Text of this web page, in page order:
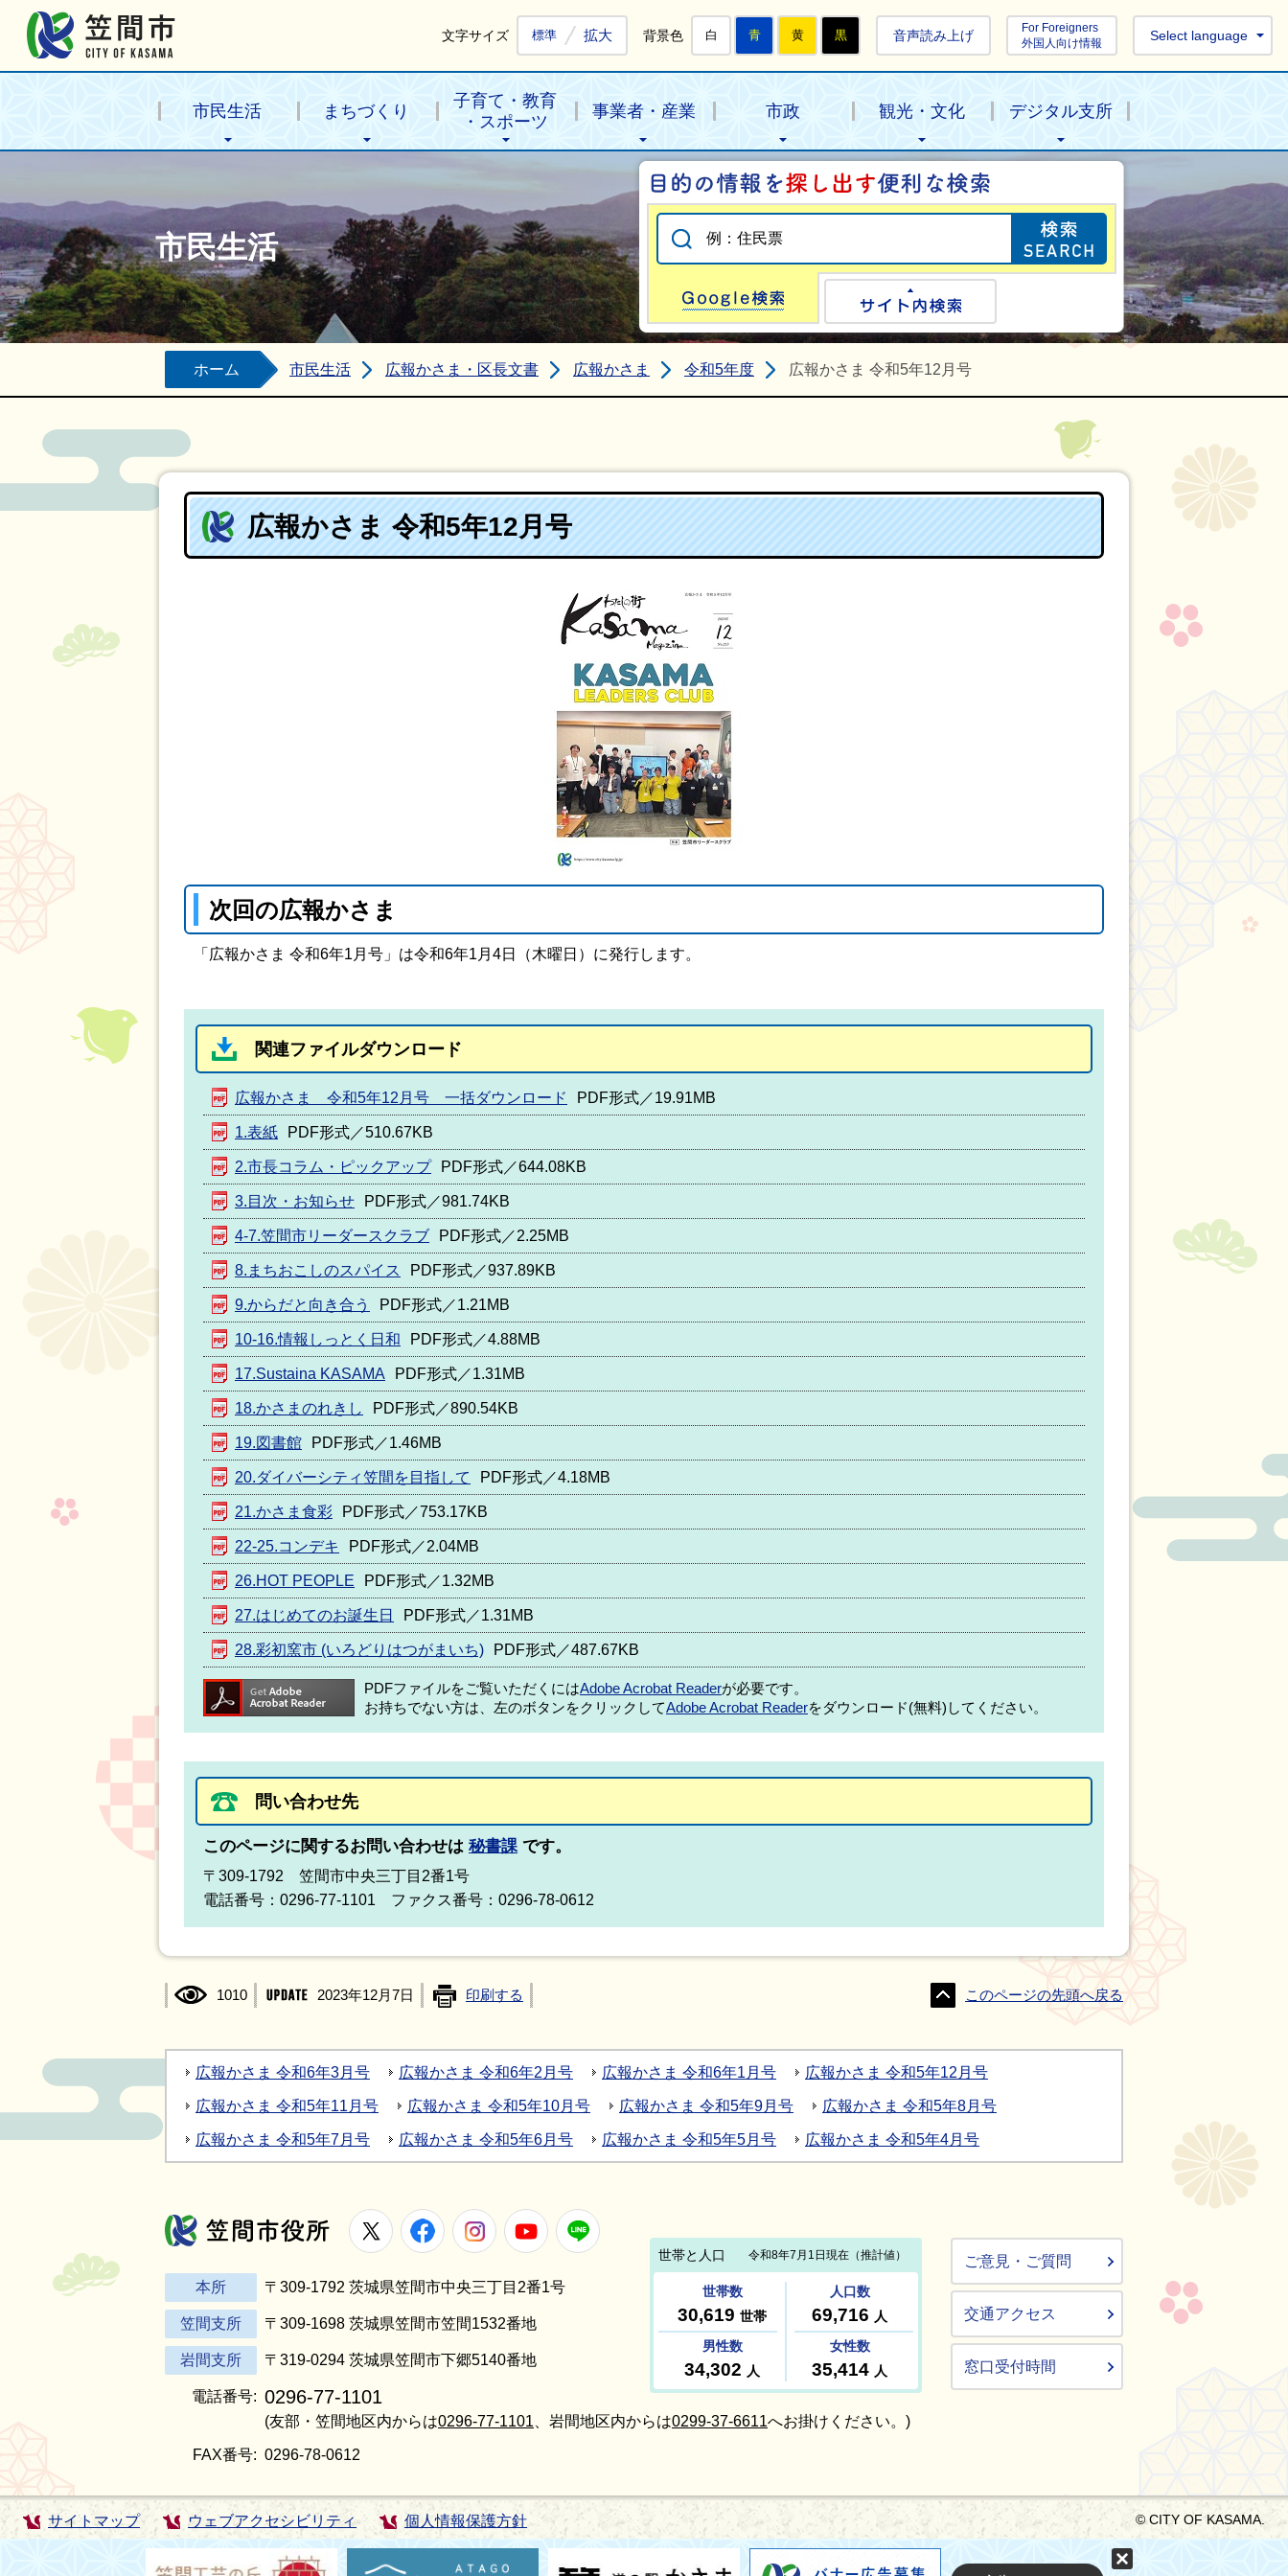
文字サイズ 標準 拡大 背景色 白 青 黄 黒 音声読み上げ
For Foreigners
外国人向け情報
Select language
市民生活 まちづくり
子育て・教育
・スポーツ
事業者・産業 市政 観光・文化 デジタル支所
市民生活
目的の情報を探
Google検索
ホーム 市民生活 広報かさま・区長文書 広報かさま 令和5年度 広報かさま 令和5年12月号
広報かさま 令和5年12月号
次回の広報かさま
「広報かさま 令和6年1月号」は令和6年1月4日（木曜日）に発行します。
関連ファイルダウンロード
広報かさま 令和5年12月号 一括ダウンロード PDF形式／19.91MB
1.表紙 PDF形式／510.67KB
2.市長コラム・ピックアップ PDF形式／644.08KB
3.目次・お知らせ PDF形式／981.74KB
4-7.笠間市リーダースクラブ PDF形式／2.25MB
8.まちおこしのスパイス PDF形式／937.89KB
9.からだと向き合う PDF形式／1.21MB
10-16.情報しっとく日和 PDF形式／4.88MB
17.Sustaina KASAMA PDF形式／1.31MB
18.かさまのれきし PDF形式／890.54KB
19.図書館 PDF形式／1.46MB
20.ダイバーシティ笠間を目指して PDF形式／4.18MB
21.かさま食彩 PDF形式／753.17KB
22-25.コンデキ PDF形式／2.04MB
26.HOT PEOPLE PDF形式／1.32MB
27.はじめてのお誕生日 PDF形式／1.31MB
28.彩初窯市 (いろどりはつがまいち) PDF形式／487.67KB
PDFファイルをご覧いただくにはAdobe Acrobat Readerが必要です。
お持ちでない方は、左のボタンをクリックしてAdobe Acrobat Readerをダウンロード(無料)してください。
問い合わせ先
このページに関するお問い合わせは 秘書課 です。
〒309-1792 笠間市中央三丁目2番1号
電話番号：0296-77-1101 ファクス番号：0296-78-0612
1010 2023年12月7日 印刷する このページの先頭へ戻る
広報かさま 令和6年3月号 広報かさま 令和6年2月号 広報かさま 令和6年1月号 広報かさま 令和5年12月号
広報かさま 令和5年11月号 広報かさま 令和5年10月号 広報かさま 令和5年9月号 広報かさま 令和5年8月号
広報かさま 令和5年7月号 広報かさま 令和5年6月号 広報かさま 令和5年5月号 広報かさま 令和5年4月号
笠間市役所
X FacebookInstagramYoutube
本所 〒309-1792 茨城県笠間市中央三丁目2番1号
笠間支所 〒309-1698 茨城県笠間市笠間1532番地
岩間支所 〒319-0294 茨城県笠間市下郷5140番地
電話番号: 0296-77-1101
(友部・笠間地区内からは0296-77-1101 、岩間地区内からは0299-37-6611へお掛けください。)
FAX番号: 0296-78-0612
ご意見・ご質問
交通アクセス
窓口受付時間
サイトマップ ウェブアクセシビリティ 個人情報保護方針 © CITY OF KASAMA.